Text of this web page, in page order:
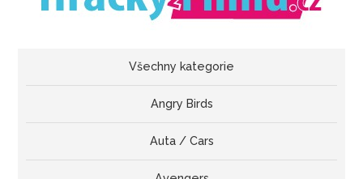
Všechny kategorie
Angry Birds
Auta / Cars